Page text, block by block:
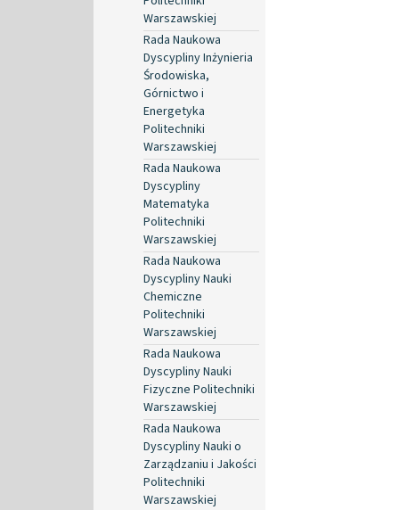
Warszawskiej
Rada Naukowa
Dyscypliny Inżynieria
Środowiska,
Górnictwo i
Energetyka
Politechniki
Warszawskiej
Rada Naukowa
Dyscypliny
Matematyka
Politechniki
Warszawskiej
Rada Naukowa
Dyscypliny Nauki
Chemiczne
Politechniki
Warszawskiej
Rada Naukowa
Dyscypliny Nauki
Fizyczne Politechniki
Warszawskiej
Rada Naukowa
Dyscypliny Nauki o
Zarządzaniu i Jakości
Politechniki
Warszawskiej